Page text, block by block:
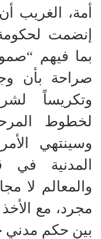
أمة، الغريب
إنضمت
بما فيهم
صراحة بأن
وتكريساً
لخطوط
وسينتهي
المدنية في
والمعالم لا
مجرد، مع
بين حكم مدني